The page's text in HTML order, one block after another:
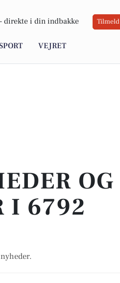
direkte i din indbakke Tilmeld
VEJRET
OG
I 6792